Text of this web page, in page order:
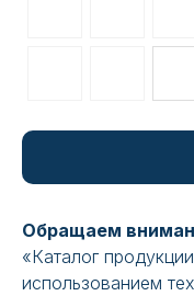
Обращаем
«Каталог
использованием